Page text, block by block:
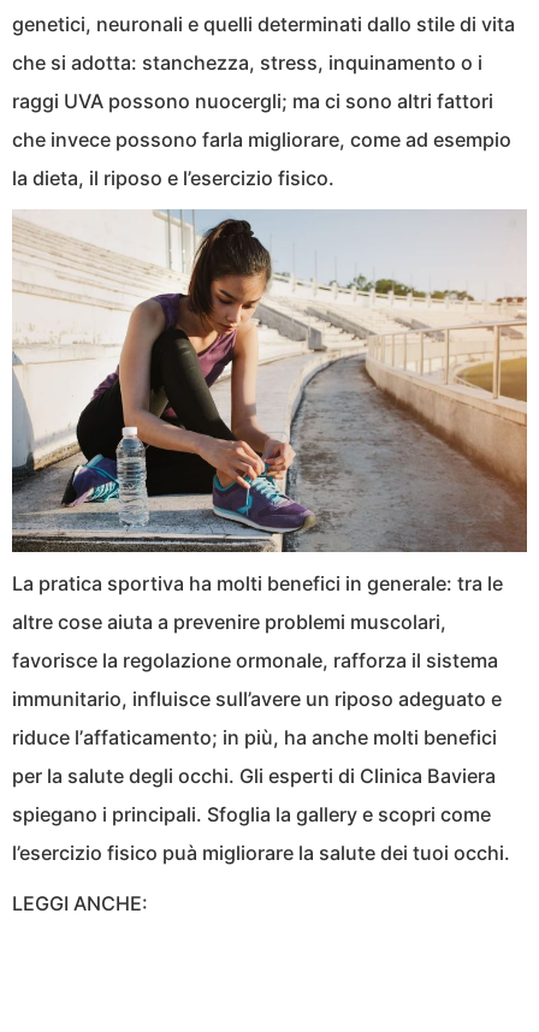
genetici, neuronali e quelli determinati dallo stile di vita
che si adotta: stanchezza, stress, inquinamento o i
raggi UVA possono nuocergli; ma ci sono altri fattori
che invece possono farla migliorare, come ad esempio
la dieta, il riposo e l’esercizio fisico.
La pratica sportiva ha molti benefici in generale: tra le
altre cose aiuta a prevenire problemi muscolari,
favorisce la regolazione ormonale, rafforza il sistema
immunitario, influisce sull’avere un riposo adeguato e
riduce l’affaticamento; in più, ha anche molti benefici
per la salute degli occhi. Gli esperti di Clinica Baviera
spiegano i principali. Sfoglia la gallery e scopri come
l’esercizio fisico puà migliorare la salute dei tuoi occhi.
LEGGI ANCHE: